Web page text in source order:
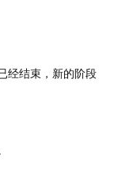
经结束，新的阶段